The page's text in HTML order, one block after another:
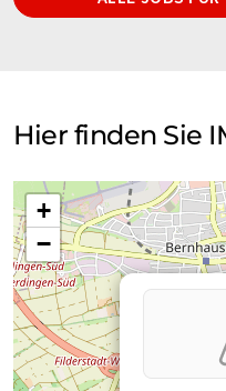
Hier finden Sie
+
−